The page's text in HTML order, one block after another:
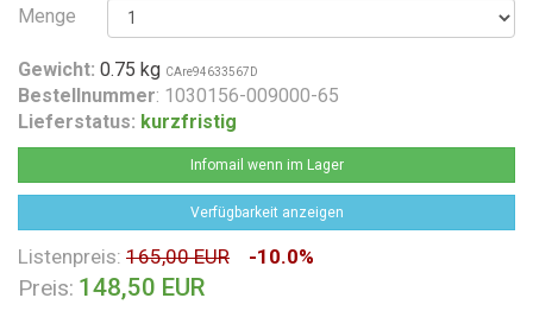
Menge
Gewicht: 0.75 kg CAre94633567D
Bestellnummer: 1030156-009000-65
Lieferstatus: kurzfristig
Infomail wenn im Lager
Verfügbarkeit anzeigen
Listenpreis: 165,00 EUR -10.0%
Preis: 148,50 EUR